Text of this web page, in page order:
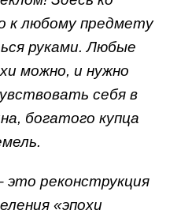
к любому предмету
руками. Любые
можно, и нужно
себя в
богатого купца
это реконструкция
«эпохи